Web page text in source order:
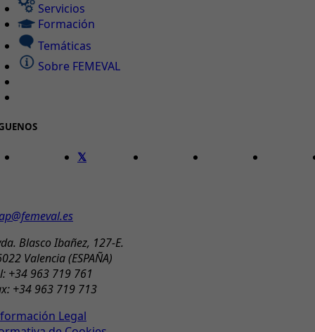
Servicios
Formación
Temáticas
Sobre FEMEVAL
Blasco Ibañez, 127-E.
Valencia (ESPAÑA)
+34 963 719 761
+34 963 719 713
Legal